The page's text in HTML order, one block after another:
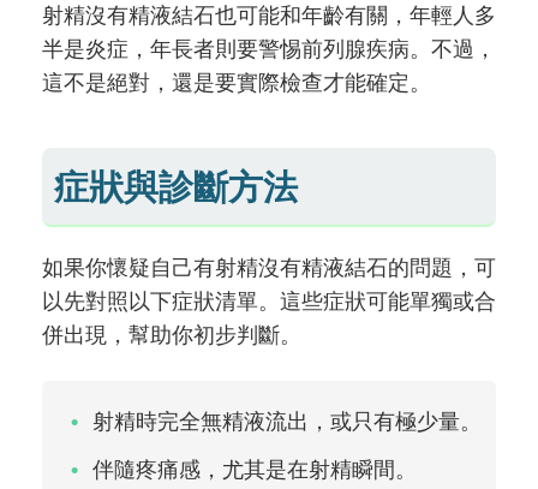
射精沒有精液結石也可能和年齡有關，年輕人多
半是炎症，年長者則要警惕前列腺疾病。不過，
這不是絕對，還是要實際檢查才能確定。
症狀與診斷方法
如果你懷疑自己有射精沒有精液結石的問題，可
以先對照以下症狀清單。這些症狀可能單獨或合
併出現，幫助你初步判斷。
射精時完全無精液流出，或只有極少量。
伴隨疼痛感，尤其是在射精瞬間。